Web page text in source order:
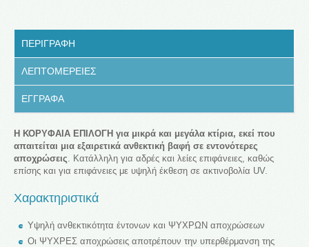
ΠΕΡΙΓΡΑΦΗ
ΛΕΠΤΟΜΕΡΕΙΕΣ
ΕΓΓΡΑΦΑ
Η ΚΟΡΥΦΑΙΑ ΕΠΙΛΟΓΗ για μικρά και μεγάλα κτίρια, εκεί που
απαιτείται μια εξαιρετικά ανθεκτική βαφή σε εντονότερες
αποχρώσεις . Κατάλληλη για αδρές και λείες επιφάνειες, καθώς
επίσης και για επιφάνειες με υψηλή έκθεση σε ακτινοβολία UV.
Χαρακτηριστικά
Υψηλή ανθεκτικότητα έντονων και ΨΥΧΡΩΝ αποχρώσεων
Οι ΨΥΧΡΕΣ αποχρώσεις αποτρέπουν την υπερθέρμανση της